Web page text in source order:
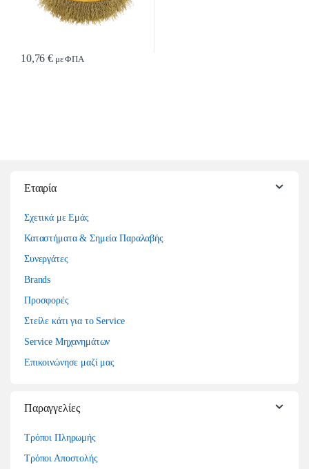
10,76€ με ΦΠΑ
Εταιρία
Σχετικά με Εμάς
Καταστήματα & Σημεία Παραλαβής
Συνεργάτες
Brands
Προσφορές
Στείλε κάτι για το Service
Service Μηχανημάτων
Επικοινώνησε μαζί μας
Παραγγελίες
Τρόποι Πληρωμής
Τρόποι Αποστολής